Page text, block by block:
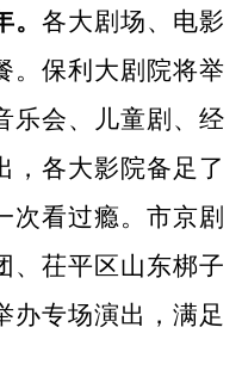
各大剧场、电影
。保利大剧院将举
乐会、儿童剧、经
，各大影院备足了
次看过瘾。市京剧
、茌平区山东梆子
办专场演出，满足